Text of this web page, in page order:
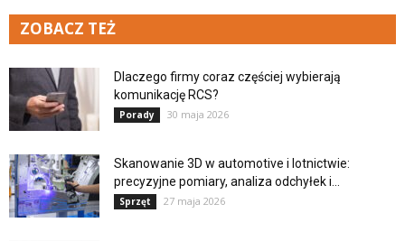
ZOBACZ TEŻ
Dlaczego firmy coraz częściej wybierają
komunikację RCS?
Porady 30 maja 2026
Skanowanie 3D w automotive i lotnictwie:
precyzyjne pomiary, analiza odchyłek i...
Sprzęt 27 maja 2026